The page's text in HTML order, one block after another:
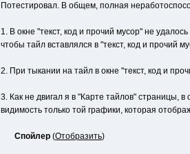
Потестировал. В общем, полная
1. В окне "текст, код и прочий мусор" не
чтобы тайл вставлялся в "текст, код и прочий
2. При тыкании на тайл в окне "текст, код и
3. Как не двигал я в "Карте тайлов" страницы,
видимость только той графики, которая
Спойлер (Отобразить)